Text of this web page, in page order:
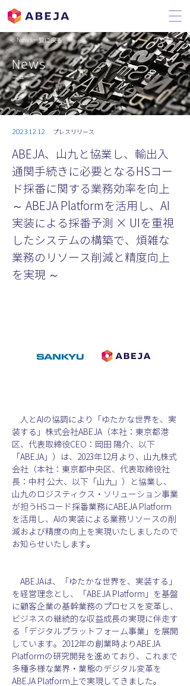
＜ News一覧に戻る
News
ニュース
2023.12.12 プレスリリース
ABEJA、山九と協業し、輸出入
通関手続きに必要となるHSコー
ド採番に関する業務効率を向上
～ ABEJA Platformを活用し、AI
実装による採番予測 × UIを重視
したシステムの構築で、煩雑な
業務のリソース削減と精度向上
を実現 ～
人とAIの協調により「ゆたかな世界を、実
装する」株式会社ABEJA（本社：東京都港
区、代表取締役CEO：岡田 陽介、以下
「ABEJA」）は、2023年12月より、山九株式
会社（本社：東京都中央区、代表取締役社
長：中村 公大、以下「山九」）と協業し、
山九のロジスティクス・ソリューション事業
が担うHSコード採番業務にABEJA Platform
を活用し、AIの実装による業務リソースの削
減および精度の向上を実現いたしましたので
お知らせいたします。
ABEJAは、「ゆたかな世界を、実装する」
を経営理念とし、「ABEJA Platform」を基盤
に顧客企業の基幹業務のプロセスを変革し、
ビジネスの継続的な収益成長の実現に伴走す
る「デジタルプラットフォーム事業」を展開
しています。2012年の創業時よりABEJA
Platformの研究開発を進めており、これまで
多種多様な業界・業態のデジタル変革を
ABEJA Platform上で実現してきました。